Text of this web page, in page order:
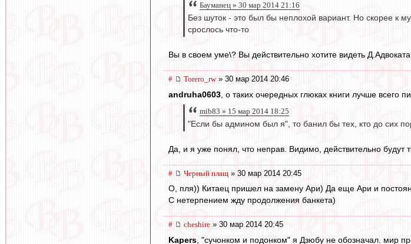
Бауманец » 30 мар 2014 21:16
Без шуток - это был бы неплохой вариант. Но скорее к
срослось что-то
Вы в своем уме\? Вы действительно хотите видеть
# Torero_rw» 30 мар 2014 20:46
andruha0603 , о таких очередных глюках книги лучше всего
mib83 » 15 мар 2014 18:25
"Если бы админом был я", то банил бы тех, кто до сих
Да, и я уже понял, что неправ. Видимо, действительно
# Черный плащ » 30 мар 2014 20:45
О, пля)) Китаец пришел на замену Ари) Да еще Ари и
С нетерпением жду продолжения банкета)
# cheshire » 30 мар 2014 20:45
Kapers , "сучонком и подонком" я Дзюбу не обозначал. мир